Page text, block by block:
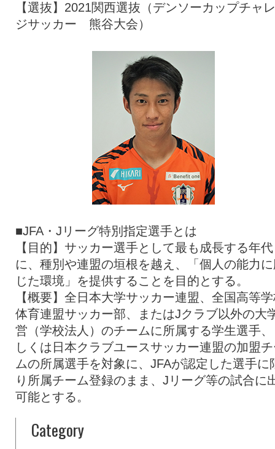
【選抜】2021関西選抜（デンソーカップチャ
ジサッカー 熊谷大会）
■JFA・Jリーグ特別指定選手とは
【目的】サッカー選手として最も成長する年代
に、種別や連盟の垣根を越え、「個人の能力
じた環境」を提供することを目的とする。
【概要】全日本大学サッカー連盟、全国高等
体育連盟サッカー部、またはJクラブ以外の大
営（学校法人）のチームに所属する学生選手
しくは日本クラブユースサッカー連盟の加盟
ムの所属選手を対象に、JFAが認定した選手に
り所属チーム登録のまま、Jリーグ等の試合に
可能とする。
Category